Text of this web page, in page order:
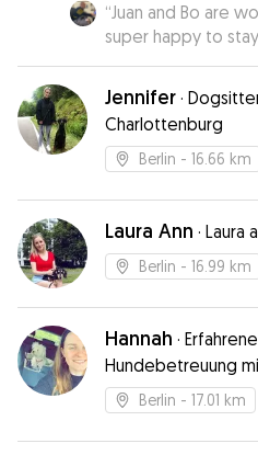
“Juan and Bo are
super happy to
recommend them!”
Jennifer ·
Charlottenburg
Berlin - 16.66 km
Laura Ann · Laura
Berlin - 16.99 km
Hannah · Erfahrene
Hundebetreuung
Verstand
Berlin - 17.01 km